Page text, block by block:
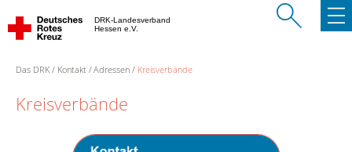
DRK-Landesverband
Hessen e.V.
Das DRK Kontakt Adressen Kreisverbände
Kreisverbände